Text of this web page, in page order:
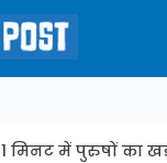
1 मिनट में पुरुषों का